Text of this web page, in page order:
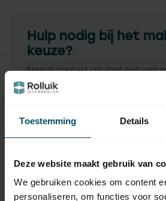
Toestemming Details
Deze website maakt gebruik van
We gebruiken cookies om content
personaliseren, om functies voor
Hulp nodig bij het
keuze?
Neem contact op met een van
Selve Bandopwinder -
bandoproller 5 meter